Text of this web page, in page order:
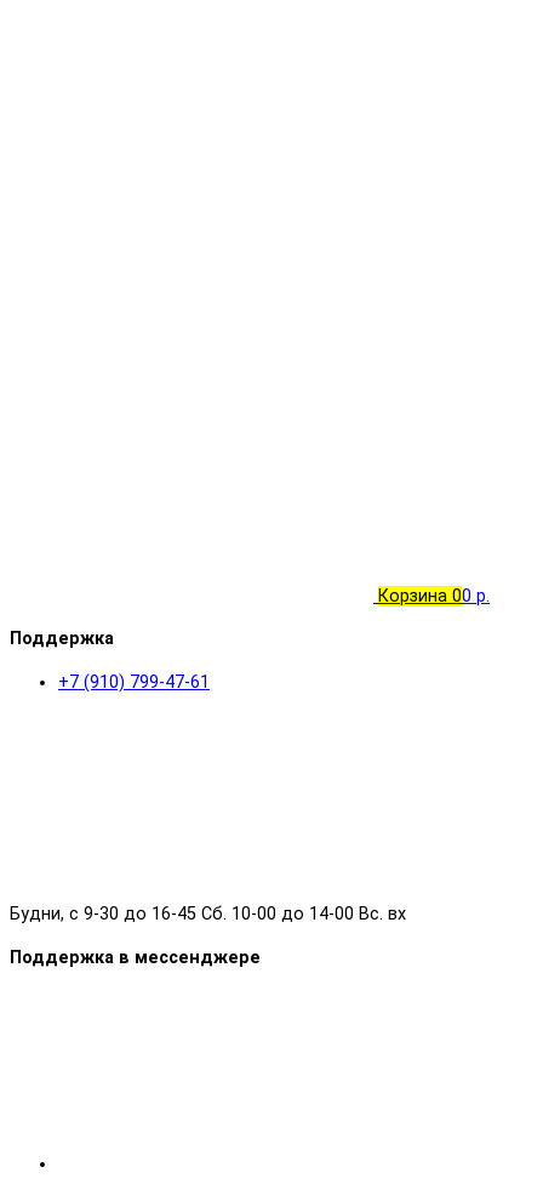
Корзина 00 р.
Поддержка
+7 (910) 799-47-61
Будни, с 9-30 до 16-45 Сб. 10-00 до 14-00 Вс. вх
Поддержка в мессенджере